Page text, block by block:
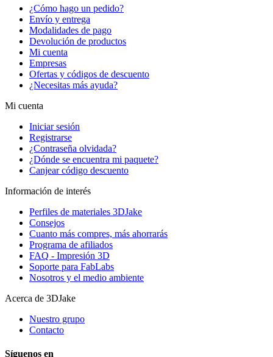
¿Cómo hago un pedido?
Envío y entrega
Modalidades de pago
Devolución de productos
Mi cuenta
Empresas
Ofertas y códigos de descuento
¿Necesitas más ayuda?
Mi cuenta
Iniciar sesión
Registrarse
¿Contraseña olvidada?
¿Dónde se encuentra mi paquete?
Canjear código descuento
Información de interés
Perfiles de materiales 3DJake
Consejos
Cuanto más compres, más ahorrarás
Programa de afiliados
FAQ - Impresión 3D
Soporte para FabLabs
Nosotros y el medio ambiente
Acerca de 3DJake
Nuestro grupo
Contacto
Síguenos en